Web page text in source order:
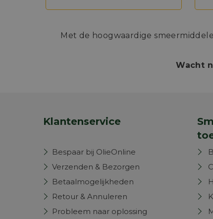
Met de hoogwaardige
Wacht
Klantenservice
Bespaar bij OlieOnline
Verzenden & Bezorgen
Betaalmogelijkheden
Retour & Annuleren
Probleem naar oplossing